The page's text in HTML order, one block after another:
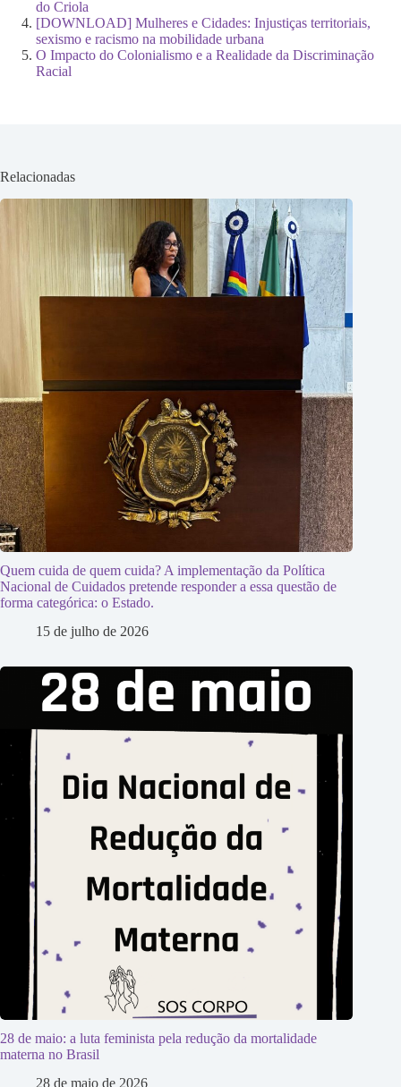
do Criola
[DOWNLOAD] Mulheres e Cidades: Injustiças territoriais,
sexismo e racismo na mobilidade urbana
O Impacto do Colonialismo e a Realidade da Discriminação
Racial
Relacionadas
Quem cuida de quem cuida? A implementação da Política
Nacional de Cuidados pretende responder a essa questão de
forma categórica: o Estado.
15 de julho de 2026
28 de maio: a luta feminista pela redução da mortalidade
materna no Brasil
28 de maio de 2026